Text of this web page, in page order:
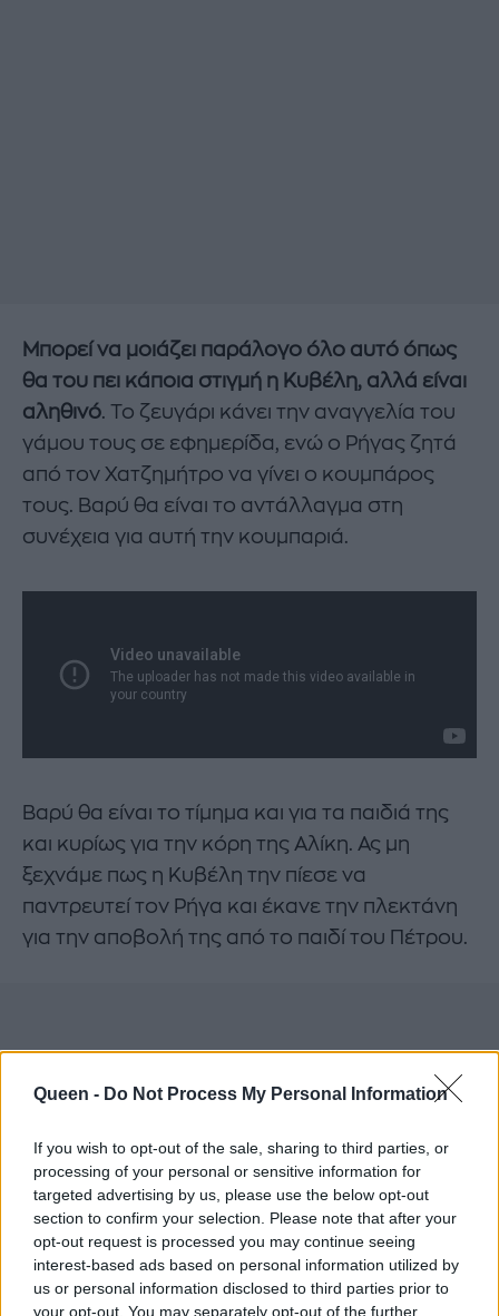
Queen - Do Not Process My Personal Information
If you wish to opt-out of the sale, sharing to third parties, or
processing of your personal or sensitive information for
targeted advertising by us, please use the below opt-out
section to confirm your selection. Please note that after your
opt-out request is processed you may continue seeing
interest-based ads based on personal information utilized by
us or personal information disclosed to third parties prior to
your opt-out. You may separately opt-out of the further
Μπορεί να μοιάζει παράλογο όλο αυτό όπως
θα του πει κάποια στιγμή η Κυβέλη, αλλά είναι
αληθινό. Το ζευγάρι κάνει την αναγγελία του
γάμου τους σε εφημερίδα, ενώ ο Ρήγας ζητά
από τον Χατζημήτρο να γίνει ο κουμπάρος
τους. Βαρύ θα είναι το αντάλλαγμα στη
συνέχεια για αυτή την κουμπαριά.
Βαρύ θα είναι το τίμημα και για τα παιδιά της
και κυρίως για την κόρη της Αλίκη. Ας μη
ξεχνάμε πως η Κυβέλη την πίεσε να
παντρευτεί τον Ρήγα και έκανε την πλεκτάνη
για την αποβολή της από το παιδί του Πέτρου.